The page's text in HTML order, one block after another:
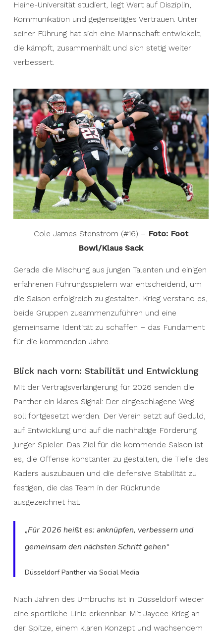
Heine-Universität studiert, legt Wert auf Disziplin,
Kommunikation und gegenseitiges Vertrauen. Unter
seiner Führung hat sich eine Mannschaft entwickelt,
die kämpft, zusammenhält und sich stetig weiter
verbessert.
Cole James Stenstrom (#16) – Foto: Foot
Bowl/Klaus Sack
Gerade die Mischung aus jungen Talenten und einigen
erfahrenen Führungsspielern war entscheidend, um
die Saison erfolgreich zu gestalten. Krieg verstand es,
beide Gruppen zusammenzuführen und eine
gemeinsame Identität zu schaffen – das Fundament
für die kommenden Jahre.
Blick nach vorn: Stabilität und Entwicklung
Mit der Vertragsverlängerung für 2026 senden die
Panther ein klares Signal: Der eingeschlagene Weg
soll fortgesetzt werden. Der Verein setzt auf Geduld,
auf Entwicklung und auf die nachhaltige Förderung
junger Spieler. Das Ziel für die kommende Saison ist
es, die Offense konstanter zu gestalten, die Tiefe des
Kaders auszubauen und die defensive Stabilität zu
festigen, die das Team in der Rückrunde
ausgezeichnet hat.
„Für 2026 heißt es: anknüpfen, verbessern und
gemeinsam den nächsten Schritt gehen“
Düsseldorf Panther via Social Media
Nach Jahren des Umbruchs ist in Düsseldorf wieder
eine sportliche Linie erkennbar. Mit Jaycee Krieg an
der Spitze, einem klaren Konzept und wachsendem